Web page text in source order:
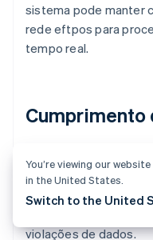
sistema pode manter
rede eftpos para
tempo real.
Cumprimento
empresa deve cumprir
dados de titulares de
violações de dados.
You’re viewing our
in the United States.
Switch to the United